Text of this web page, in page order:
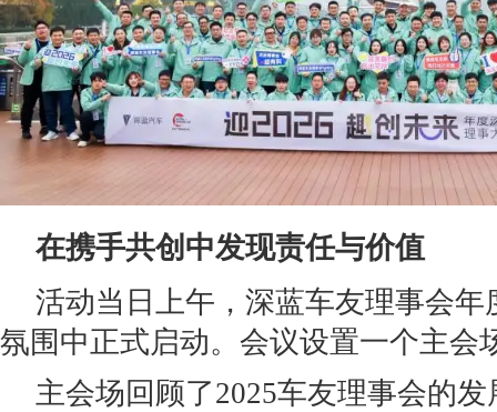
在携手共创中发现责任与价值
活动当日上午，深蓝车友理事会
氛围中正式启动。会议设置一个主会
主会场回顾了2025车友理事会的